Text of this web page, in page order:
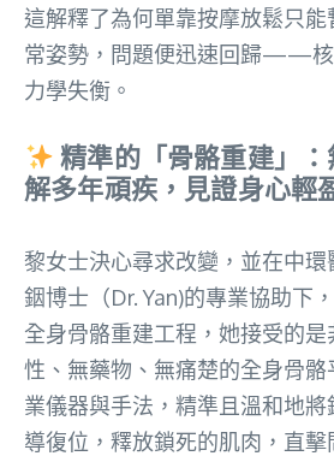
這解釋了為何單靠按摩放鬆只能
常姿勢，問題便迅速回歸——核
力學失衡。
精準的「骨骼重建」
解多年頑疾，見證身心輕
黎女士決心尋求改變，並在中
銦博士（Dr. Yan)的專業協助下
全身骨骼重建工程，她接受的
性、無藥物、無痛楚的全身骨
業儀器與手法，精準且溫和地將
導復位，釋放鎖死的肌肉，直擊